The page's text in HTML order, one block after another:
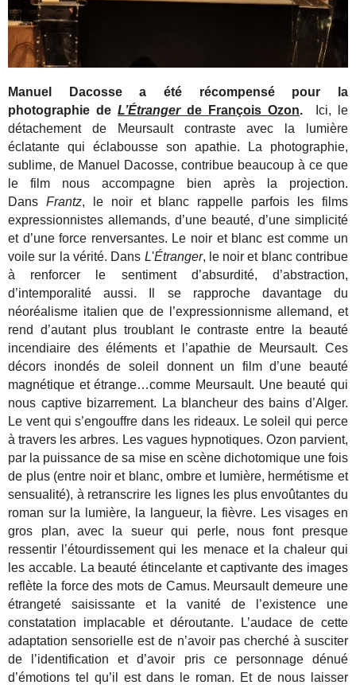
Manuel Dacosse a été récompensé pour la
photographie de L’Étrangerde François Ozon.
Ici, le
détachement de Meursault contraste avec la lumière
éclatante qui éclabousse son apathie. La photographie,
sublime, de Manuel Dacosse, contribue beaucoup à ce que
le film nous accompagne bien après la projection.
Dans Frantz, le noir et blanc rappelle parfois les films
expressionnistes allemands, d’une beauté, d’une simplicité
et d’une force renversantes. Le noir et blanc est comme un
voile sur la vérité. Dans L'Étranger, le noir et blanc contribue
à renforcer le sentiment d’absurdité, d’abstraction,
d’intemporalité aussi. Il se rapproche davantage du
néoréalisme italien que de l’expressionnisme allemand, et
rend d’autant plus troublant le contraste entre la beauté
incendiaire des éléments et l’apathie de Meursault. Ces
décors inondés de soleil donnent un film d’une beauté
magnétique et étrange…comme Meursault. Une beauté qui
nous captive bizarrement. La blancheur des bains d’Alger.
Le vent qui s’engouffre dans les rideaux. Le soleil qui perce
à travers les arbres. Les vagues hypnotiques. Ozon parvient,
par la puissance de sa mise en scène dichotomique une fois
de plus (entre noir et blanc, ombre et lumière, hermétisme et
sensualité), à retranscrire les lignes les plus envoûtantes du
roman sur la lumière, la langueur, la fièvre. Les visages en
gros plan, avec la sueur qui perle, nous font presque
ressentir l’étourdissement qui les menace et la chaleur qui
les accable. La beauté étincelante et captivante des images
reflète la force des mots de Camus. Meursault demeure une
étrangeté saisissante et la vanité de l’existence une
constatation implacable et déroutante. L’audace de cette
adaptation sensorielle est de n’avoir pas cherché à susciter
de l’identification et d’avoir pris ce personnage dénué
d’émotions tel qu’il est dans le roman. Et de nous laisser